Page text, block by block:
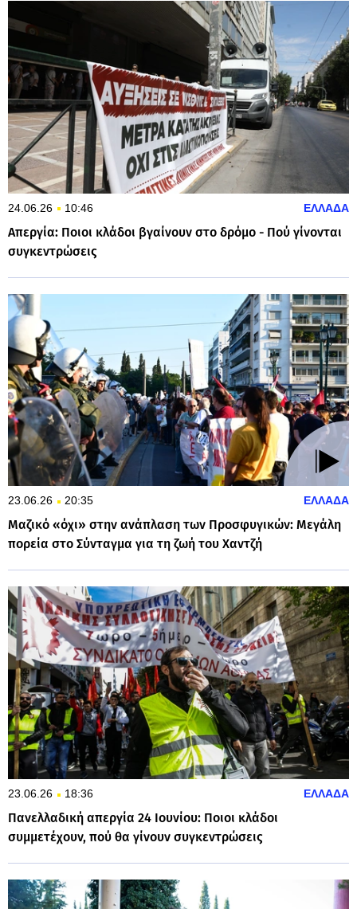
24.06.26 10:46 ΕΛΛΑΔΑ
Απεργία: Ποιοι κλάδοι βγαίνουν στο δρόμο - Πού γίνονται
συγκεντρώσεις
23.06.26 20:35 ΕΛΛΑΔΑ
Μαζικό «όχι» στην ανάπλαση των Προσφυγικών: Μεγάλη
πορεία στο Σύνταγμα για τη ζωή του Χαντζή
23.06.26 18:36 ΕΛΛΑΔΑ
Πανελλαδική απεργία 24 Ιουνίου: Ποιοι κλάδοι
συμμετέχουν, πού θα γίνουν συγκεντρώσεις